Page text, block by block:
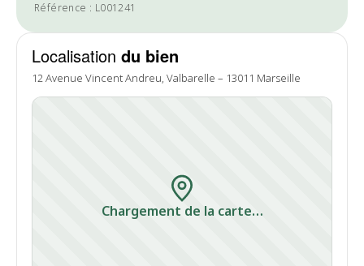
Référence : L001241
Localisation du bien
12 Avenue Vincent Andreu, Valbarelle – 13011 Marseille
Chargement de la carte…